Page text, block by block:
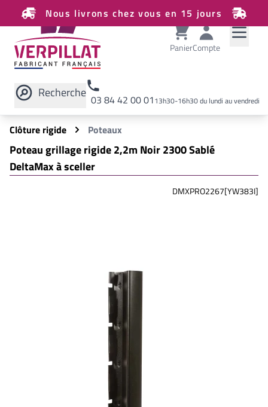
Nous livrons chez vous en 15 jours
PanierCompte
Recherche 03 84 42 00 0113h30-16h30 du lundi au vendredi
Rechercher sur le site
Clôture rigide
Poteaux
Poteau grillage rigide 2,2m Noir 2300 Sablé
DeltaMax à sceller
DMXPRO2267[YW383I]